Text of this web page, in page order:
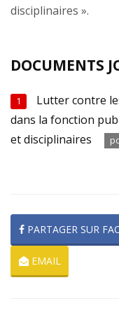
disciplinaires ».
DOCUMENTS
1
Lutter contre
dans la fonction
et disciplinaires
PARTAGER SUR
EMAIL